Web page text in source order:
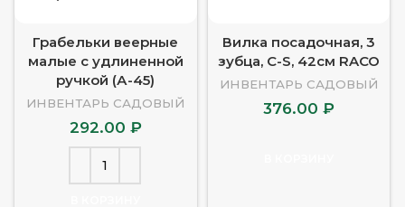
Грабельки веерные
малые с удлиненной
ручкой (А-45)
ИНВЕНТАРЬ САДОВЫЙ
292.00 ₽
Вилка посадочная, 3
зубца, C-S, 42см RACO
ИНВЕНТАРЬ САДОВЫЙ
376.00 ₽